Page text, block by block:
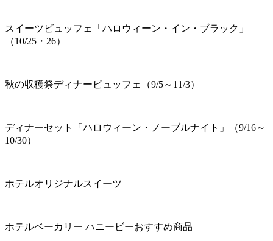
スイーツビュッフェ「ハロウィーン・イン・ブラック」
（10/25・26）
秋の収穫祭ディナービュッフェ（9/5～11/3）
ディナーセット「ハロウィーン・ノーブルナイト」（9/16～
10/30）
ホテルオリジナルスイーツ
ホテルベーカリー ハニービーおすすめ商品